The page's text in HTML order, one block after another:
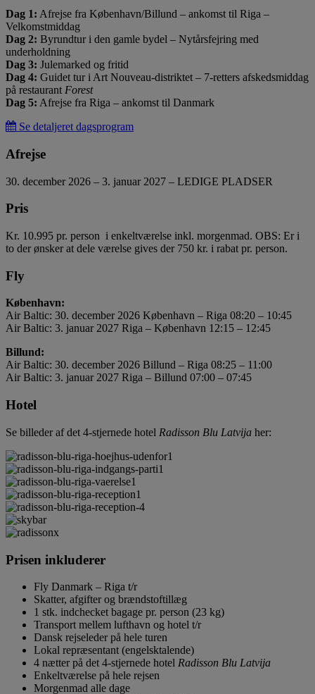
Dag 1: Afrejse fra København/Billund – ankomst til Riga –
Velkomstmiddag
Dag 2: Byrundtur i den gamle bydel – Nytårsfejring med
underholdning
Dag 3: Julemarked og fritid
Dag 4: Guidet tur i Art Nouveau-distriktet – 7-retters afskedsmiddag
på restaurant Forest
Dag 5: Afrejse fra Riga – ankomst til Danmark
Se detaljeret dagsprogram
Afrejse
30. december 2026 – 3. januar 2027 – LEDIGE PLADSER
Pris
Kr. 10.995 pr. person i enkeltværelse inkl. morgenmad. OBS: Er i
to der ønsker at dele værelse gives der 750 kr. i rabat pr. person.
Fly
København:
Air Baltic: 30. december 2026 København – Riga 08:20 – 10:45
Air Baltic: 3. januar 2027 Riga – København 12:15 – 12:45
Billund:
Air Baltic: 30. december 2026 Billund – Riga 08:25 – 11:00
Air Baltic: 3. januar 2027 Riga – Billund 07:00 – 07:45
Hotel
Se billeder af det 4-stjernede hotel Radisson Blu Latvija her:
Prisen inkluderer
Fly Danmark – Riga t/r
Skatter, afgifter og brændstoftillæg
1 stk. indchecket bagage pr. person (23 kg)
Transport mellem lufthavn og hotel t/r
Dansk rejseleder på hele turen
Lokal repræsentant (engelsktalende)
4 nætter på det 4-stjernede hotel Radisson Blu Latvija
Enkeltværelse på hele rejsen
Morgenmad alle dage